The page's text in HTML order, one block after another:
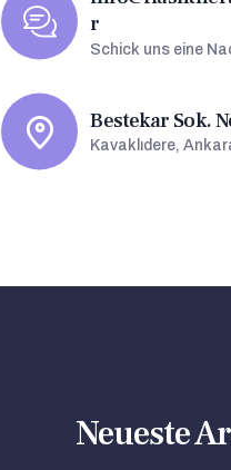
r
Schick uns eine
Bestekar Sok.
Kavaklıdere,
Neueste